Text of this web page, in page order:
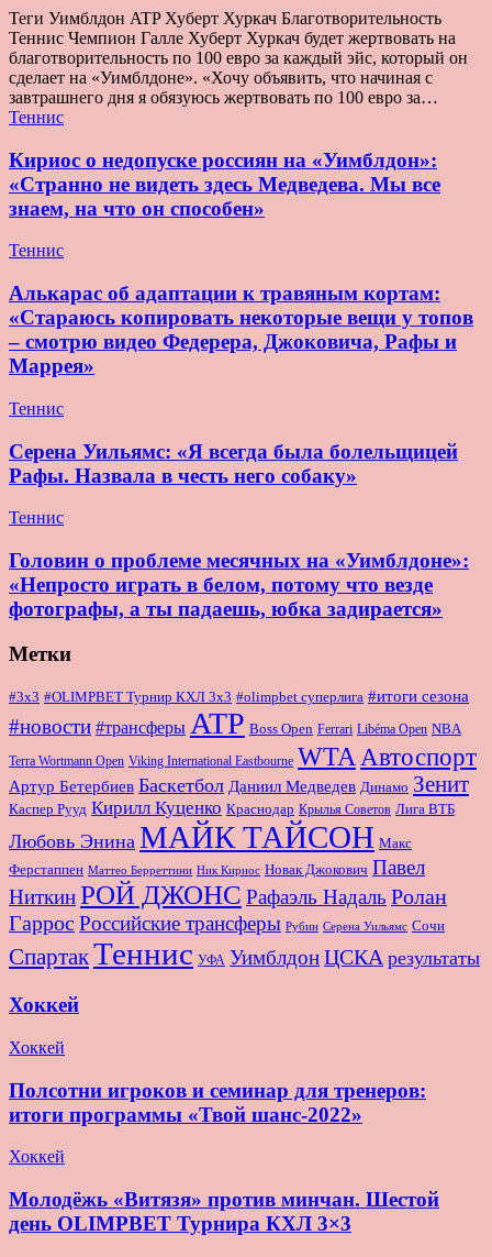
Теги Уимблдон ATP Хуберт Хуркач Благотворительность
Теннис Чемпион Галле Хуберт Хуркач будет жертвовать на
благотворительность по 100 евро за каждый эйс, который он
сделает на «Уимблдоне». «Хочу объявить, что начиная с
завтрашнего дня я обязуюсь жертвовать по 100 евро за…
Теннис
Кириос о недопуске россиян на «Уимблдон»:
«Странно не видеть здесь Медведева. Мы все
знаем, на что он способен»
Теннис
Алькарас об адаптации к травяным кортам:
«Стараюсь копировать некоторые вещи у топов
– смотрю видео Федерера, Джоковича, Рафы и
Маррея»
Теннис
Серена Уильямс: «Я всегда была болельщицей
Рафы. Назвала в честь него собаку»
Теннис
Головин о проблеме месячных на «Уимблдоне»:
«Непросто играть в белом, потому что везде
фотографы, а ты падаешь, юбка задирается»
Метки
#3x3 #OLIMPBET Турнир КХЛ 3x3 #olimpbet суперлига #итоги сезона
#новости #трансферы ATP Boss Open Ferrari Libéma Open NBA
Terra Wortmann Open Viking International Eastbourne WTAАвтоспорт
Артур Бетербиев Баскетбол Даниил Медведев Динамо Зенит
Каспер Рууд Кирилл Куценко Краснодар Крылья Советов Лига ВТБ
Любовь Энина МАЙК ТАЙСОН Макс
Ферстаппен Маттео Берреттини Ник Кириос Новак Джокович Павел
НиткинРОЙ ДЖОНС Рафаэль Надаль Ролан
Гаррос Российские трансферы Рубин Серена Уильямс Сочи
СпартакТеннис УФА УимблдонЦСКА результаты
Хоккей
Хоккей
Полсотни игроков и семинар для тренеров:
итоги программы «Твой шанс-2022»
Хоккей
Молодёжь «Витязя» против минчан. Шестой
день OLIMPBET Турнира КХЛ 3×3